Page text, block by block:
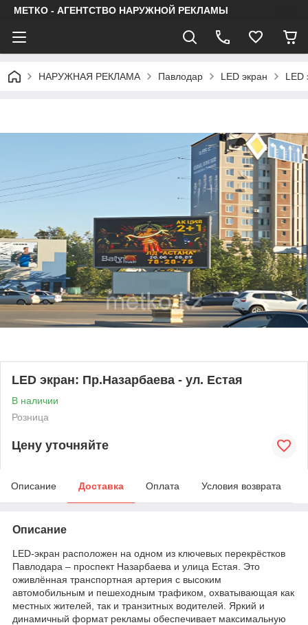
МЕТКО - АГЕНТСТВО НАРУЖНОЙ РЕКЛАМЫ
НАРУЖНАЯ РЕКЛАМА Павлодар LED экран LED
LED экран: Пр.Назарбаева - ул. Естая
В наличии
Розница
Цену уточняйте
Описание Доставка Оплата Условия возврата
Описание
LED-экран расположен на одном из ключевых перекрёстков
Павлодара – проспект Назарбаева и улица Естая. Это
оживлённая транспортная артерия с высоким
автомобильным и пешеходным трафиком, охватывающая как
местных жителей, так и транзитных водителей. Яркий и
динамичный формат рекламы обеспечивает максимальную